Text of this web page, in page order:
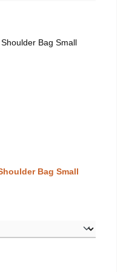
Bag Small